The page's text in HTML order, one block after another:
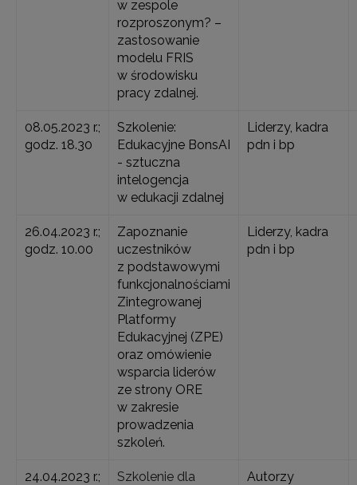
w zespole
rozproszonym? –
zastosowanie
modelu FRIS
w środowisku
pracy zdalnej.
08.05.2023 r.;
godz. 18.30
Szkolenie:
Edukacyjne BonsAI
- sztuczna
intelogencja
w edukacji zdalnej
Liderzy, kadra
pdn i bp
26.04.2023 r.;
godz. 10.00
Zapoznanie
uczestników
z podstawowymi
funkcjonalnościami
Zintegrowanej
Platformy
Edukacyjnej (ZPE)
oraz omówienie
wsparcia liderów
ze strony ORE
w zakresie
prowadzenia
szkoleń.
Liderzy, kadra
pdn i bp
24.04.2023 r.;
Szkolenie dla
Autorzy